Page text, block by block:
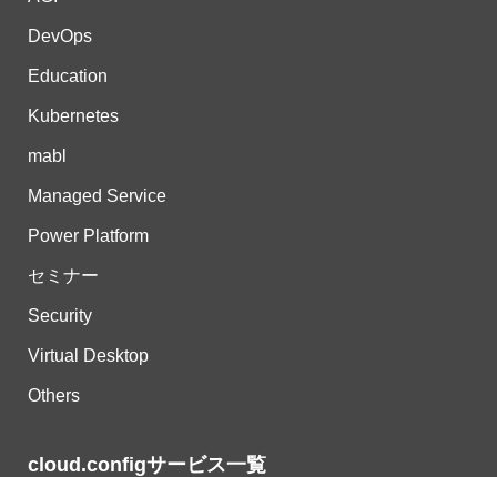
DevOps
Education
Kubernetes
mabl
Managed Service
Power Platform
セミナー
Security
Virtual Desktop
Others
cloud.configサービス一覧